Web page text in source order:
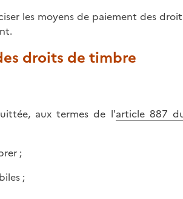
les moyens de paiement des
droits de timbre
aux termes de l'article 887
;
;